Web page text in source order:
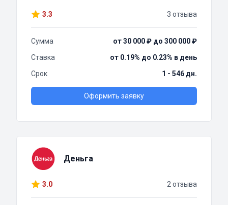
3.3 3 отзыва
Сумма
от 30 000 ₽ до 300 000 ₽
Ставка
от 0.19% до 0.23% в день
Срок
1 - 546 дн.
Оформить заявку
Деньга
3.0 2 отзыва